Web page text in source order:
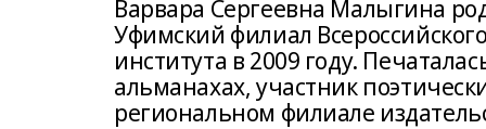
Варвара Сергеевна Малыгина
Уфимский филиал
института в 2009 году.
альманахах, участник
региональном филиале